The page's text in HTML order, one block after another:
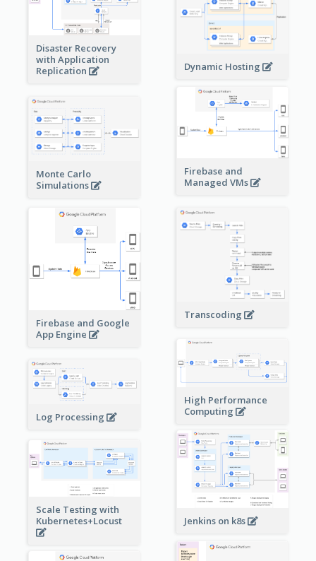
Disaster Recovery
with Application
Replication
Dynamic Hosting
Firebase and
Managed VMs
Monte Carlo
Simulations
Firebase and Google
App Engine
Transcoding
High Performance
Computing
Log Processing
Jenkins on k8s
Scale Testing with
Kubernetes+Locust